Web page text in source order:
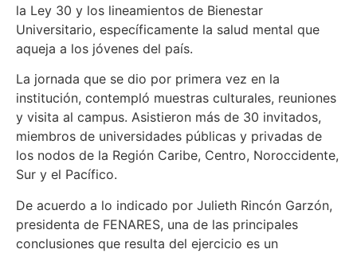
la Ley 30 y los lineamientos de Bienestar
Universitario, específicamente la salud mental que
aqueja a los jóvenes del país.
La jornada que se dio por primera vez en la
institución, contempló muestras culturales, reuniones
y visita al campus. Asistieron más de 30 invitados,
miembros de universidades públicas y privadas de
los nodos de la Región Caribe, Centro, Noroccidente,
Sur y el Pacífico.
De acuerdo a lo indicado por Julieth Rincón Garzón,
presidenta de FENARES, una de las principales
conclusiones que resulta del ejercicio es un